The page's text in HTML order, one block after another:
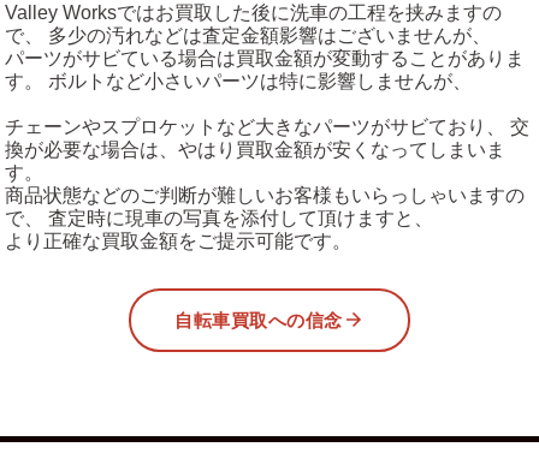
Valley Worksではお買取した後に洗車の工程を挟みますの
で、 多少の汚れなどは査定金額影響はございませんが、
パーツがサビている場合は買取金額が変動することがありま
す。 ボルトなど小さいパーツは特に影響しませんが、
チェーンやスプロケットなど大きなパーツがサビており、 交
換が必要な場合は、やはり買取金額が安くなってしまいま
す。
商品状態などのご判断が難しいお客様もいらっしゃいますの
で、 査定時に現車の写真を添付して頂けますと、
より正確な買取金額をご提示可能です。
自転車買取への信念